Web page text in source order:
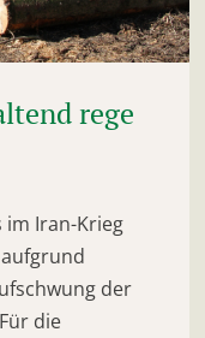
rege
im Iran-Krieg
der
die